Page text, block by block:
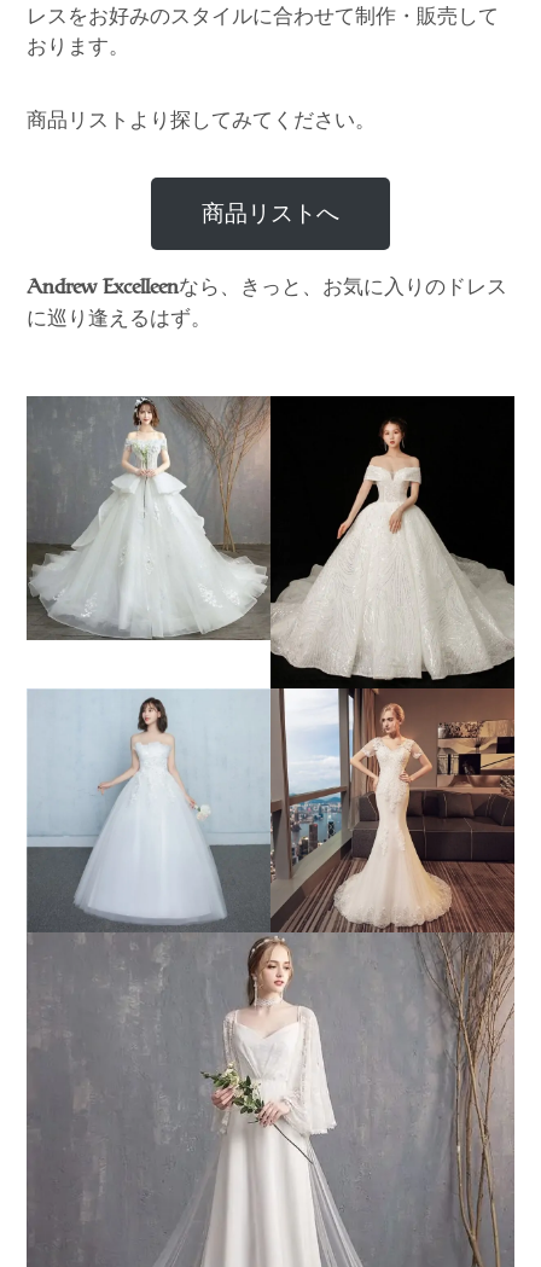
レスをお好みのスタイルに合わせて制作・販売して
おります。
商品リストより探してみてください。
商品リストへ
Andrew Excelleenなら、きっと、お気に入りのドレス
に巡り逢えるはず。